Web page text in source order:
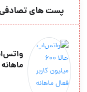
پست های تصادفی